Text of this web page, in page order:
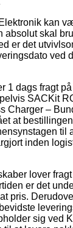
kan
absolut skal
er det
ved
1 dags fragt
SACKit
Charger –
at
til
inden
lover
er det
pris.
sig ved